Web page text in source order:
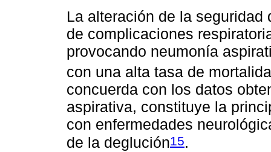
La alteración de la
de complicaciones
provocando neumonía
con una alta tasa de
concuerda con los datos
aspirativa, constituye la
con enfermedades
de la deglución15.